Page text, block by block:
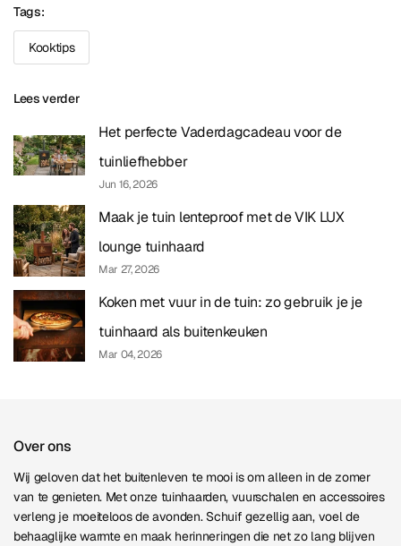
Tags:
Kooktips
Lees verder
Het perfecte Vaderdagcadeau voor de
tuinliefhebber
Jun 16, 2026
Maak je tuin lenteproof met de VIK LUX
lounge tuinhaard
Mar 27, 2026
Koken met vuur in de tuin: zo gebruik je je
tuinhaard als buitenkeuken
Mar 04, 2026
Over ons
Wij geloven dat het buitenleven te mooi is om alleen in de zomer
van te genieten. Met onze tuinhaarden, vuurschalen en accessoires
verleng je moeiteloos de avonden. Schuif gezellig aan, voel de
behaaglijke warmte en maak herinneringen die net zo lang blijven